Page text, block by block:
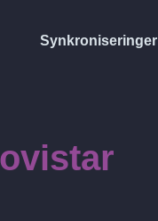
Synkroniseringer